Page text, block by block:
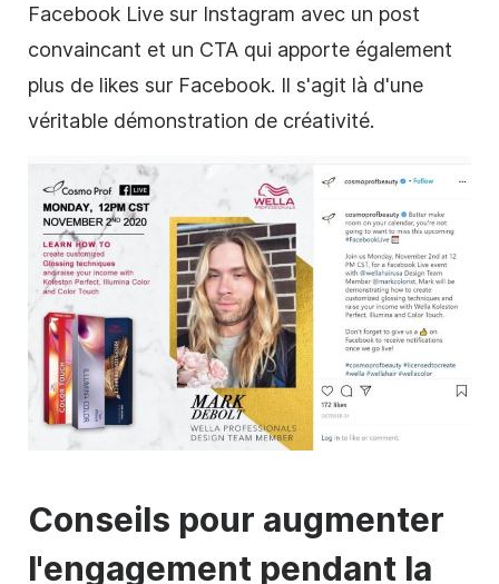
Facebook Live sur Instagram avec un post
convaincant et un CTA qui apporte également
plus de likes sur Facebook. Il s'agit là d'une
véritable démonstration de créativité.
Conseils pour augmenter
l'engagement pendant la